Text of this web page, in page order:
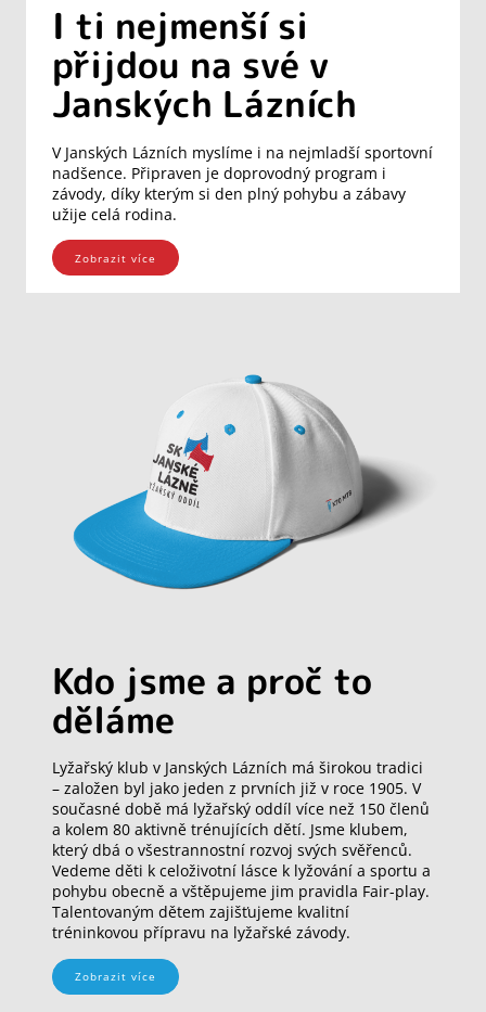
I ti nejmenší si
přijdou na své v
Janských Lázních
V Janských Lázních myslíme i na nejmladší sportovní
nadšence. Připraven je doprovodný program i
závody, díky kterým si den plný pohybu a zábavy
užije celá rodina.
Zobrazit více
Kdo jsme a proč to
děláme
Lyžařský klub v Janských Lázních má širokou tradici
– založen byl jako jeden z prvních již v roce 1905. V
současné době má lyžařský oddíl více než 150 členů
a kolem 80 aktivně trénujících dětí. Jsme klubem,
který dbá o všestrannostní rozvoj svých svěřenců.
Vedeme děti k celoživotní lásce k lyžování a sportu a
pohybu obecně a vštěpujeme jim pravidla Fair-play.
Talentovaným dětem zajišťujeme kvalitní
tréninkovou přípravu na lyžařské závody.
Zobrazit více